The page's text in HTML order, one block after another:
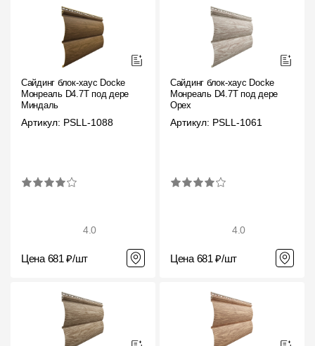
Сайдинг блок-хаус Docke
Монреаль D4.7T под дерево
Миндаль
Артикул: PSLL-1088
4.0
Цена 681 ₽/шт
Сайдинг блок-хаус Docke
Монреаль D4.7T под дерево
Орех
Артикул: PSLL-1061
4.0
Цена 681 ₽/шт